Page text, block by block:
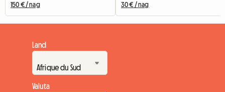
150 € / nag 30 € / nag
Land
Valuta